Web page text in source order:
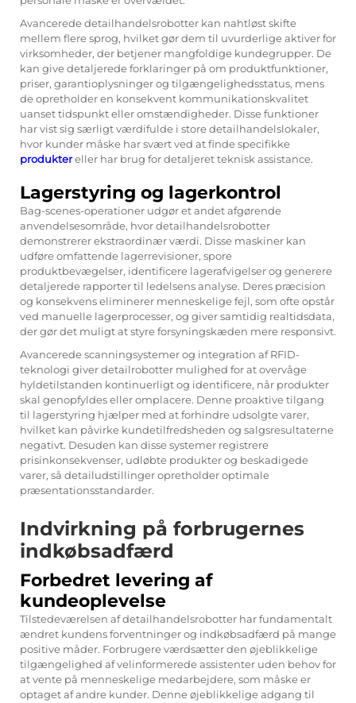
Avancerede detailhandelsrobotter kan nahtløst skifte
mellem flere sprog, hvilket gør dem til uvurderlige aktiver for
virksomheder, der betjener mangfoldige kundegrupper. De
kan give detaljerede forklaringer på om produktfunktioner,
priser, garantioplysninger og tilgængelighedsstatus, mens
de opretholder en konsekvent kommunikationskvalitet
uanset tidspunkt eller omstændigheder. Disse funktioner
har vist sig særligt værdifulde i store detailhandelslokaler,
hvor kunder måske har svært ved at finde specifikke
produktereller har brug for detaljeret teknisk assistance.
Lagerstyring og lagerkontrol
Bag-scenes-operationer udgør et andet afgørende
anvendelsesområde, hvor detailhandelsrobotter
demonstrerer ekstraordinær værdi. Disse maskiner kan
udføre omfattende lagerrevisioner, spore
produktbevægelser, identificere lagerafvigelser og generere
detaljerede rapporter til ledelsens analyse. Deres præcision
og konsekvens eliminerer menneskelige fejl, som ofte opstår
ved manuelle lagerprocesser, og giver samtidig realtidsdata,
der gør det muligt at styre forsyningskæden mere responsivt.
Avancerede scanningsystemer og integration af RFID-
teknologi giver detailrobotter mulighed for at overvåge
hyldetilstanden kontinuerligt og identificere, når produkter
skal genopfyldes eller omplacere. Denne proaktive tilgang
til lagerstyring hjælper med at forhindre udsolgte varer,
hvilket kan påvirke kundetilfredsheden og salgsresultaterne
negativt. Desuden kan disse systemer registrere
prisinkonsekvenser, udløbte produkter og beskadigede
varer, så detailudstillinger opretholder optimale
præsentationsstandarder.
Indvirkning på forbrugernes
indkøbsadfærd
Forbedret levering af
kundeoplevelse
Tilstedeværelsen afdetailhandelsrobotter har fundamentalt
ændret kundens forventninger og indkøbsadfærd på mange
positive måder. Forbrugere værdsætter den øjeblikkelige
tilgængelighed af velinformerede assistenter uden behov for
at vente på menneskelige medarbejdere, som måske er
optaget af andre kunder. Denne øjeblikkelige adgang til